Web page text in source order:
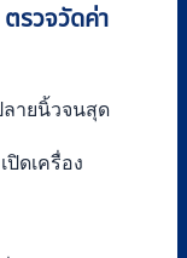
รวจวัดค่า
ลายนิ้วจนสุด
ดเครื่อง